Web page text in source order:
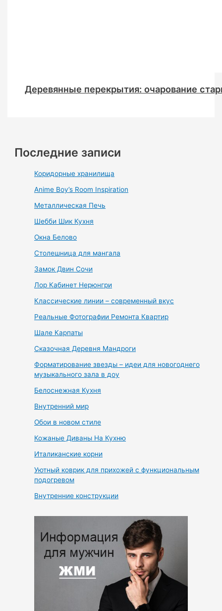
Деревянные перекрытия: очарование
Последние записи
Коридорные хранилища
Anime Boy’s Room Inspiration
Металлическая Печь
Шебби Шик Кухня
Окна Белово
Столешница для мангала
Замок Двин Сочи
Лор Кабинет Нерюнгри
Классические линии – современный вкус
Реальные Фотографии Ремонта Квартир
Шале Карпаты
Сказочная Деревня Мандроги
Форматирование звезды – идеи для новогоднего
музыкального зала в доу
Белоснежная Кухня
Внутренний мир
Обои в новом стиле
Кожаные Диваны На Кухню
Италиканские корни
Уютный коврик для прихожей с функциональным
подогревом
Внутренние конструкции